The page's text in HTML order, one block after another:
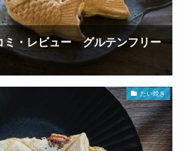
ミ・レビュー グルテンフリー
たい焼き